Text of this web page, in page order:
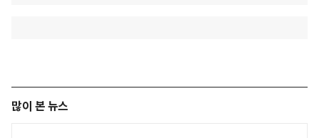
많이 본 뉴스